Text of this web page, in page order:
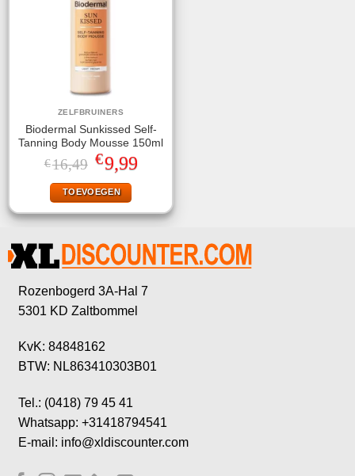
ZELFBRUINERS
Biodermal Sunkissed Self-
Tanning Body Mousse 150ml
€16,49 Oorspronkelijke
prijs
was:
€16,49.
€9,99Huidige
prijs
TOEVOEGEN
Rozenbogerd 3A-Hal 7
5301 KD Zaltbommel
KvK: 84848162
BTW: NL863410303B01
Tel.: (0418) 79 45 41
Whatsapp: +31418794541
E-mail: info@xldiscounter.com